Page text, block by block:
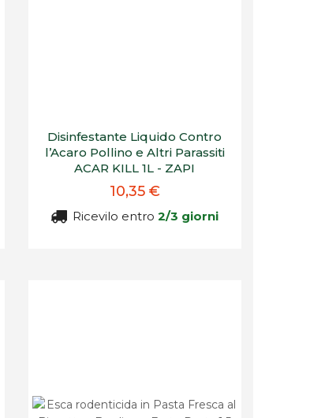
Disinfestante Liquido Contro
l’Acaro Pollino e Altri Parassiti
ACAR KILL 1L - ZAPI
10,35 €
Ricevilo entro2/3 giorni